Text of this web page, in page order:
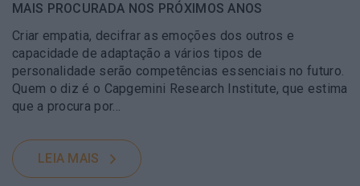
MAIS PROCURADA NOS PRÓXIMOS ANOS
Criar empatia, decifrar as emoções dos outros e
capacidade de adaptação a vários tipos de
personalidade serão competências essenciais no futuro.
Quem o diz é o Capgemini Research Institute, que estima
que a procura por…
LEIA MAIS